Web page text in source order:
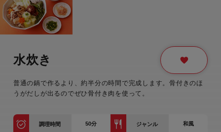
水炊き
普通の鍋で作るより、約半分の時間で完成します。骨付きのほ
うがだしが出るのでぜひ骨付き肉を使って。
調理時間 50分 ジャンル 和風